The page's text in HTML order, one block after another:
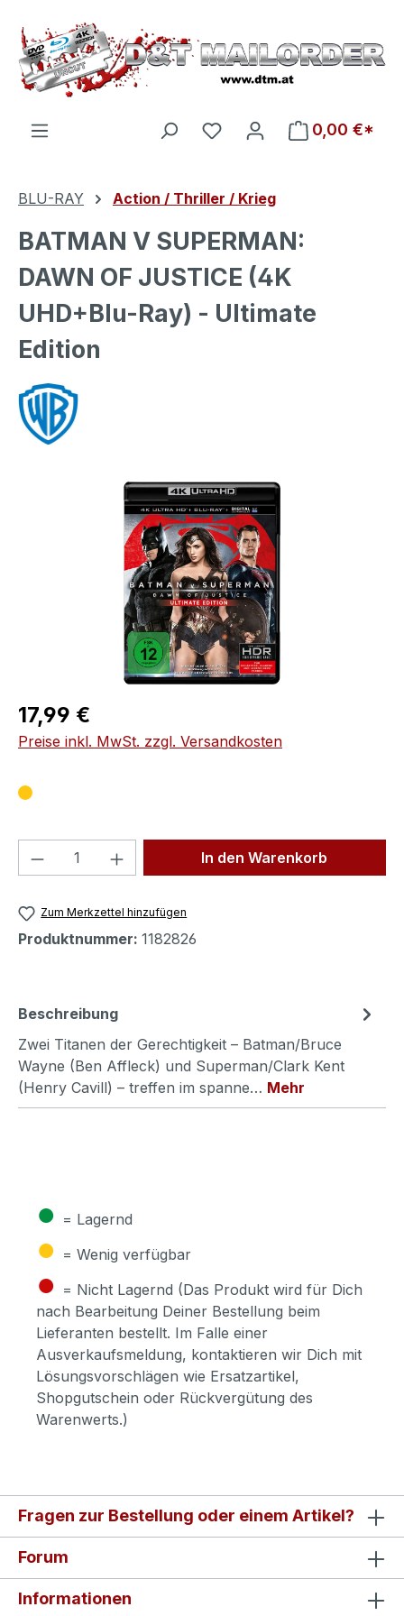
Zum Hauptinhalt springen
Du hast 0 Produkte auf
0,00 €*
BLU-RAY Action / Thriller / Krieg
BATMAN V SUPERMAN:
DAWN OF JUSTICE (4K
UHD+Blu-Ray) - Ultimate
Edition
Bildergalerie überspringen
Regulärer Preis:
17,99 €
Preise inkl. MwSt. zzgl. Versandkosten
Produkt Anzahl: Gib denIn den Warenkorb
Zum Merkzettel hinzufügen
Produktnummer: 1182826
Beschreibung
Zwei Titanen der Gerechtigkeit – Batman/Bruce
Wayne (Ben Affleck) und Superman/Clark Kent
(Henry Cavill) – treffen im spanne… Mehr
● = Lagernd
● = Wenig verfügbar
● = Nicht Lagernd (Das Produkt wird für Dich
nach Bearbeitung Deiner Bestellung beim
Lieferanten bestellt. Im Falle einer
Ausverkaufsmeldung, kontaktieren wir Dich mit
Lösungsvorschlägen wie Ersatzartikel,
Shopgutschein oder Rückvergütung des
Warenwerts.)
Fragen zur Bestellung oder einem Artikel?
Forum
Informationen